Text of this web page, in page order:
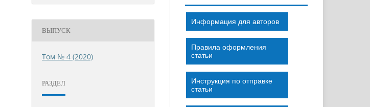
ВЫПУСК
Том № 4 (2020)
РАЗДЕЛ
Информация для авторов
Правила оформления
статьи
Инструкция по отправке
статьи